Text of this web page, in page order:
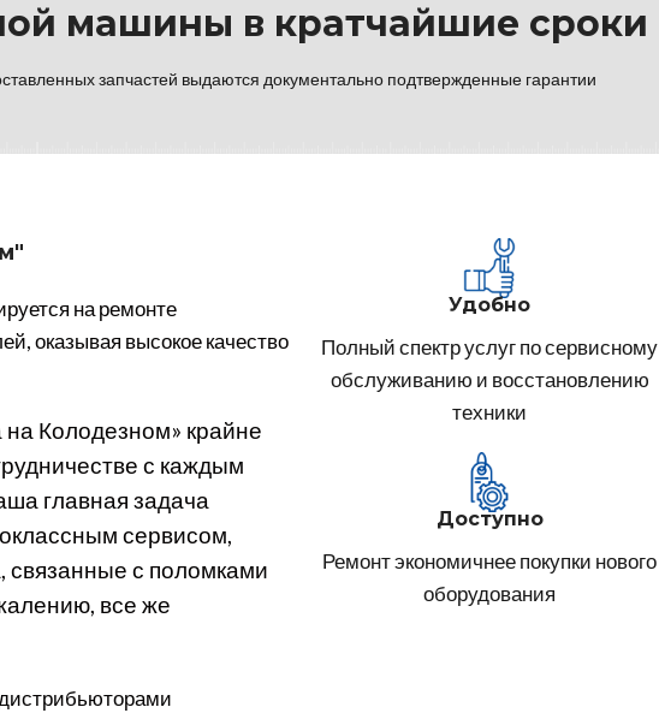
машины в кратчайшие сроки
запчастей выдаются документально подтвержденные гарантии
на ремонте
оказывая высокое качество
Колодезном» крайне
с каждым
главная задача
сервисом,
связанные с поломками
все же
Удобно
Полный спектр услуг по сервисному
обслуживанию и восстановлению
техники
Доступно
Ремонт экономичнее покупки нового
оборудования